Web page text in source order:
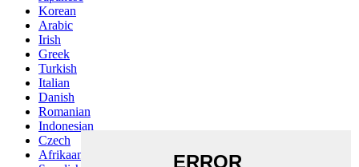
Korean
Arabic
Irish
Greek
Turkish
Italian
Danish
Romanian
Indonesian
Czech
Afrikaans